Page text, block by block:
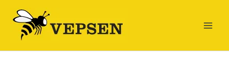
innholdet